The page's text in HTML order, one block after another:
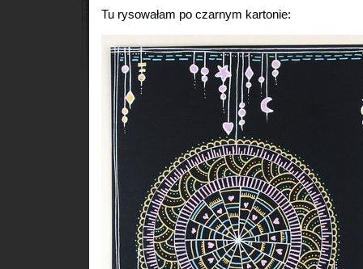
Tu rysowałam po czarnym kartonie: